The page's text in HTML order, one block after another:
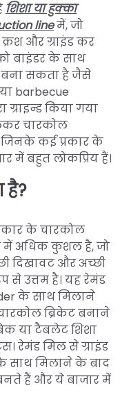
शिशा या हुक्का
lineमें, जो
और ग्राइंड कर
बाइंडर के साथ
बना सकता है जैसे
barbecue
ग्राइन्ड किया गया
चारकोल
कई प्रकार के
में बहुत लोकप्रिय हैं।
है?
के चारकोल
में अधिक कुशल है, जो
दिखावट और अच्छी
उत्तम है। यह रेमंड
के साथ मिलाने
ब्रिकेट बनाने
या टैबलेट शिशा
रेमंड मिल से ग्राइंड
साथ मिलाने के बाद
हैं और ये बाजार में